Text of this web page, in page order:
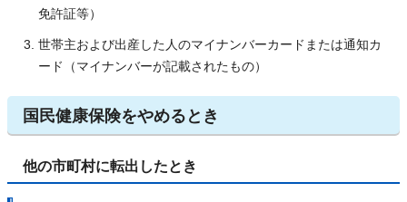
免許証等）
世帯主および出産した人のマイナンバーカードまたは通知カ
ード（マイナンバーが記載されたもの）
国民健康保険をやめるとき
他の市町村に転出したとき